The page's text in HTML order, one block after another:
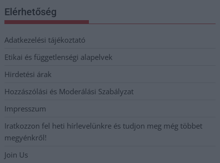
Elérhetőség
Adatkezelési tájékoztató
Etikai és függetlenségi alapelvek
Hirdetési árak
Hozzászólási és Moderálási Szabályzat
Impresszum
Iratkozzon fel heti hírlevelünkre és tudjon meg még többet
megyénkről!
Join Us